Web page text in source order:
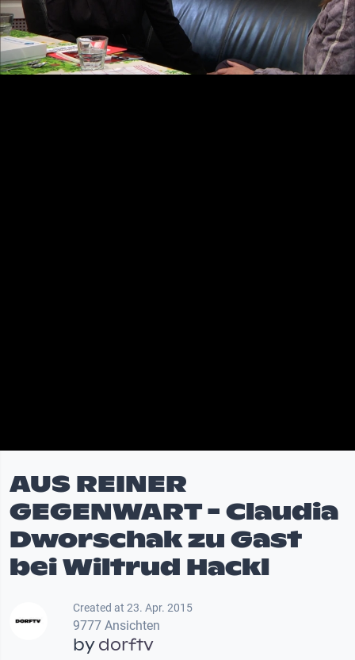
Video
AUS REINER
GEGENWART - Claudia
Dworschak zu Gast
bei Wiltrud Hackl
Created at 23. Apr. 2015
9777 Ansichten
bydorftv